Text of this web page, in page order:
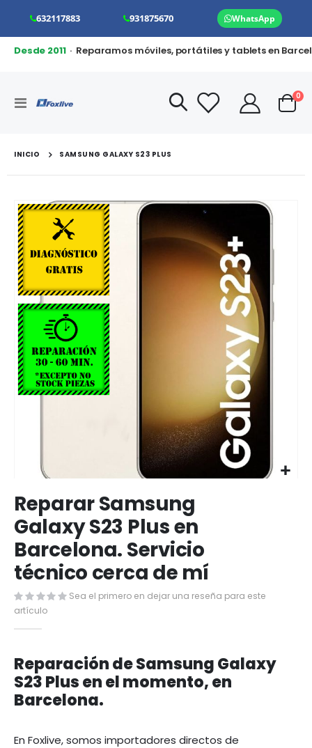
632117883 931875670 WhatsApp
Desde 2011· Reparamos móviles, portátiles y tablets en
Toggle
Cart
0
INICIO SAMSUNG GALAXY S23 PLUS
Saltar
al
final
de
la
galería
de
imágenes
al
comienzo
de
la
galería
de
Reparar Samsung
Galaxy S23 Plus en
Barcelona. Servicio
técnico cerca de mí
Sea el primero en dejar una reseña para este
artículo
Reparación de Samsung Galaxy
S23 Plus en el momento, en
Barcelona.
En Foxlive, somos importadores directos de